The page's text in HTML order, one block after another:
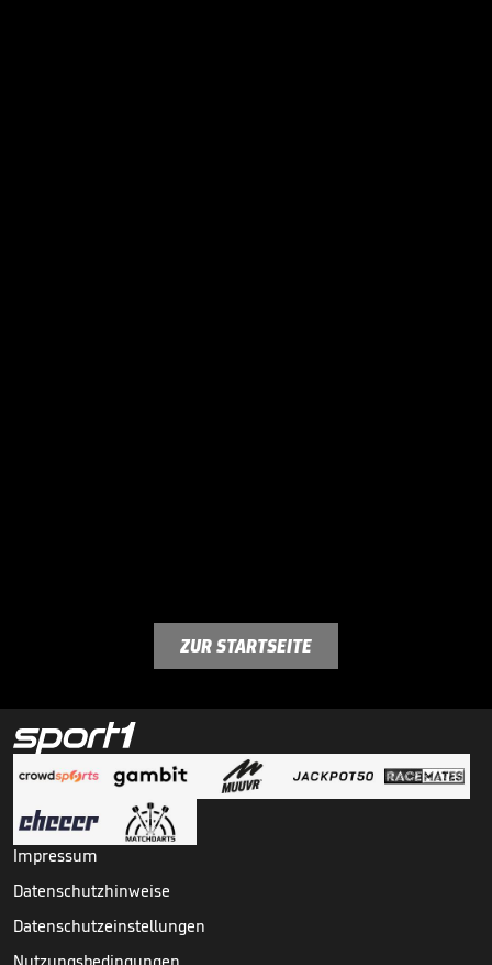
ZUR STARTSEITE
Impressum
Datenschutzhinweise
Datenschutzeinstellungen